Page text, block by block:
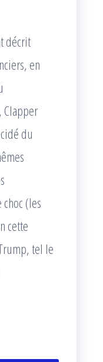
décrit
en
Clapper
du
(les
cette
tel le